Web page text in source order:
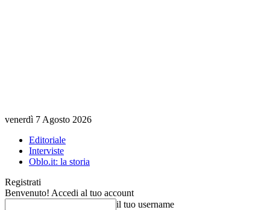
venerdì 7 Agosto 2026
Editoriale
Interviste
Oblo.it: la storia
Registrati
Benvenuto! Accedi al tuo account
il tuo username